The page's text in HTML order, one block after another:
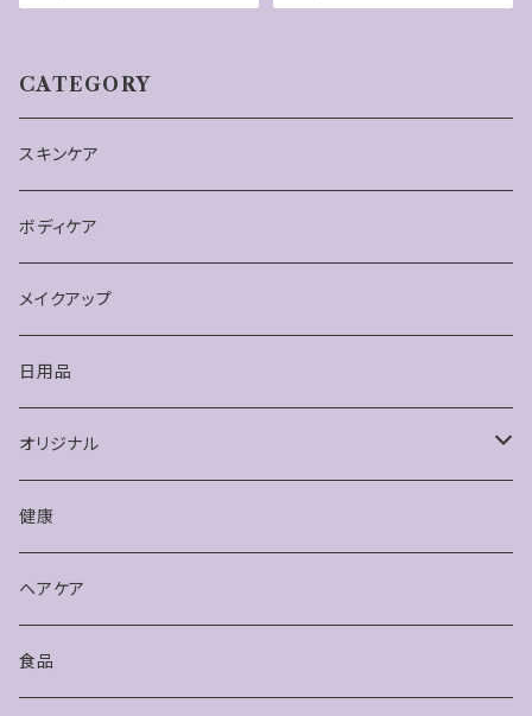
CATEGORY
スキンケア
ボディケア
メイクアップ
日用品
オリジナル
健康
アクセサリー
健康
ヘアケア
食品